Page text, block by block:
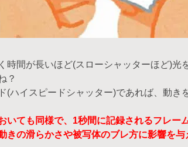
時間が長いほど(スローシャッターほど)光
？
(ハイスピードシャッター)であれば、動き
いても同様で、1秒間に記録されるフレー
きの滑らかさや被写体のブレ方に影響を与